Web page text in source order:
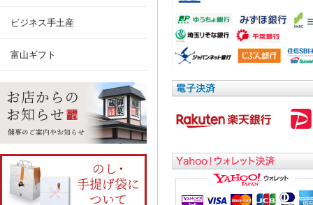
ビジネス手土産
富山ギフト